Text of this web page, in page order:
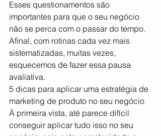
Esses questionamentos são
importantes para que o seu negócio
não se perca com o passar do tempo.
Afinal, com rotinas cada vez mais
sistematizadas, muitas vezes,
esquecemos de fazer essa pausa
avaliativa.
5 dicas para aplicar uma estratégia de
marketing de produto no seu negócio
À primeira vista, até parece difícil
conseguir aplicar tudo isso no seu